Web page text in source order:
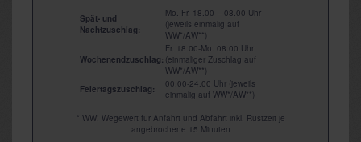
Spät- und
Nachtzuschlag:
Mo.-Fr. 18.00 – 08.00 Uhr
(jeweils einmalig auf
WW*/AW**)
Wochenendzuschlag:
Fr. 18:00-Mo. 08:00 Uhr
(einmaliger Zuschlag auf
WW*/AW**)
Feiertagszuschlag:
00.00-24.00 Uhr (jeweils
einmalig auf WW*/AW**)
* WW: Wegewert für Anfahrt und Abfahrt inkl. Rüstzeit je
angebrochene 15 Minuten